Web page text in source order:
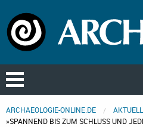
ARCHAEOLOGIE-ONLINE.DE AKTUELL
»SPANNEND BIS ZUM SCHLUSS UND